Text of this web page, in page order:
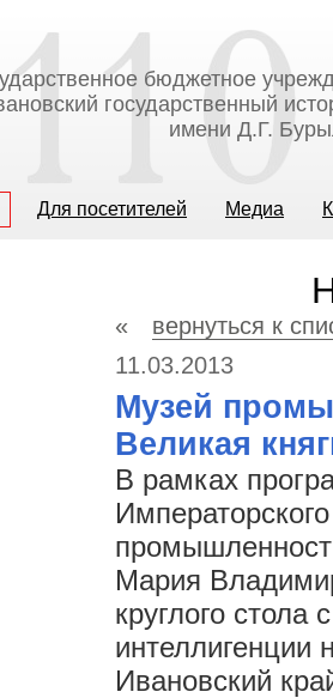
бюджетное
государственный
имени Д.Г.
Для посетителей Медиа
« вернуться к
11.03.2013
Музей
Великая
В рамках
Мария
круглого стола
Ивановский